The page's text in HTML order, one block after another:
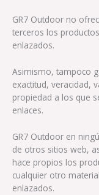
GR7 Outdoor no
terceros los
enlazados.
Asimismo, tampoco
exactitud, veracidad,
propiedad a los que
enlaces.
GR7 Outdoor en
de otros sitios web,
hace propios los
cualquier otro
enlazados.